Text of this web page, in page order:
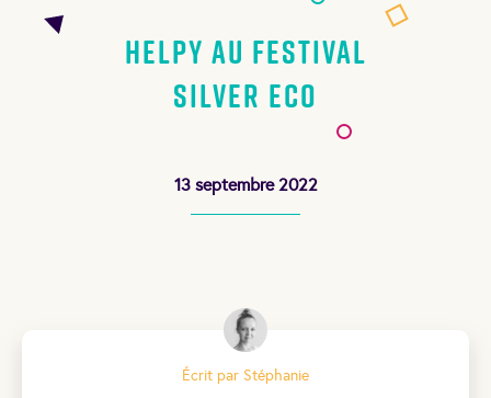
Helpy au Festival
Silver Eco
13 septembre 2022
Écrit par Stéphanie